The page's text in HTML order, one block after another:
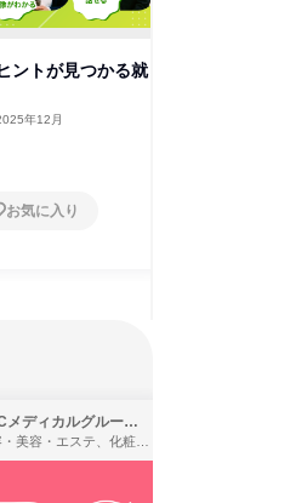
ントが見つかる就
年12月
お気に入り
SBCメディカルグループ株式会社
理容・美容・エステ、化粧品・理美容用品小売、医療・病院